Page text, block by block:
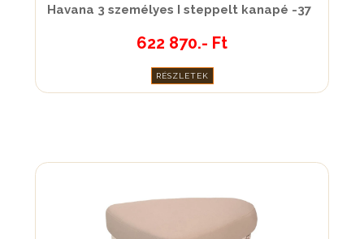
Havana 3 személyes I steppelt kanapé -37
622 870.- Ft
RÉSZLETEK